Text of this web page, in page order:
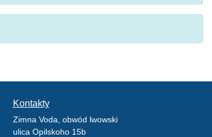
Kontakty
Zimna Voda, obwód lwowski
ulica Opilskoho 15b